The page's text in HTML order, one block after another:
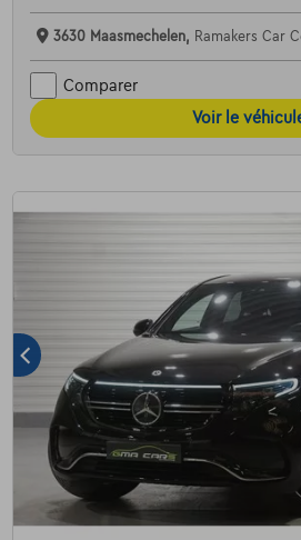
3630 Maasmechelen, Ramakers Car
Comparer
Voir le